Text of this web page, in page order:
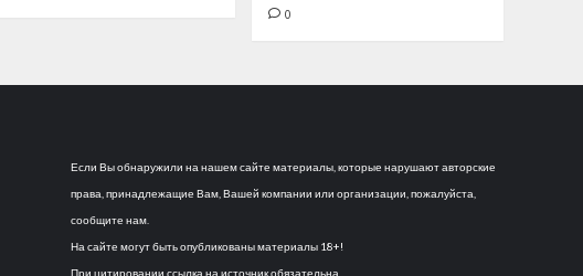
0
Если Вы обнаружили на нашем сайте материалы, которые нарушают авторские
права, принадлежащие Вам, Вашей компании или организации, пожалуйста,
сообщите нам.
На сайте могут быть опубликованы материалы 18+!
При цитировании ссылка на источник обязательна.